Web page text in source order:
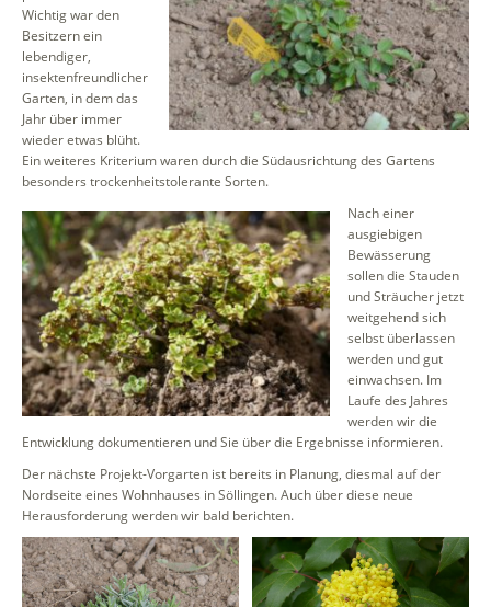
Wichtig war den
Besitzern ein
lebendiger,
insektenfreundlicher
Garten, in dem das
Jahr über immer
wieder etwas blüht.
Ein weiteres Kriterium waren durch die Südausrichtung des Gartens
besonders trockenheitstolerante Sorten.
Nach einer
ausgiebigen
Bewässerung
sollen die Stauden
und Sträucher jetzt
weitgehend sich
selbst überlassen
werden und gut
einwachsen. Im
Laufe des Jahres
werden wir die
Entwicklung dokumentieren und Sie über die Ergebnisse informieren.
Der nächste Projekt-Vorgarten ist bereits in Planung, diesmal auf der
Nordseite eines Wohnhauses in Söllingen. Auch über diese neue
Herausforderung werden wir bald berichten.